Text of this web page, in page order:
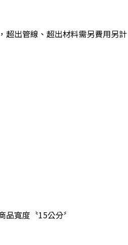
出管線、超出材料需另費用另
寬度〝15公分〞